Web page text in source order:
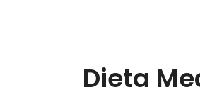
Dieta